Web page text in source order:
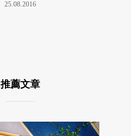
25.08.2016
推薦文章